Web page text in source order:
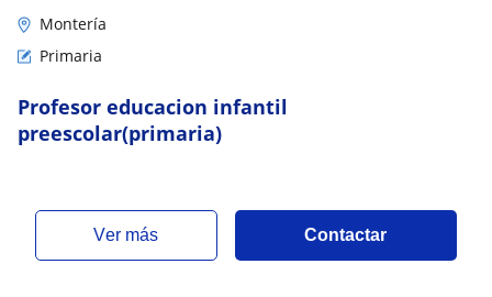
Montería
Primaria
Profesor educacion infantil
preescolar(primaria)
ver más Contactar